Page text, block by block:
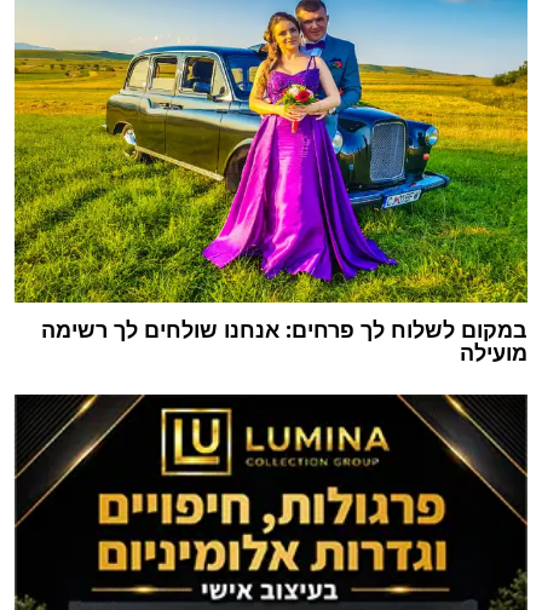
במקום לשלוח לך פרחים: אנחנו שולחים לך רשימה
מועילה